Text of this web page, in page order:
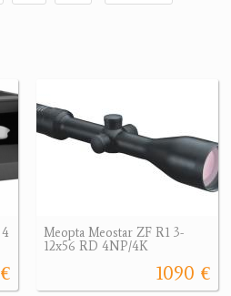
Meopta Meostar ZF R1 3-
12x56 RD 4NP/4K
1090 €